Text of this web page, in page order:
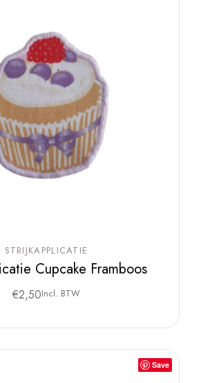
STRIJKAPPLICATIE
Cupcake Framboos
€2,50Incl. BTW
Save